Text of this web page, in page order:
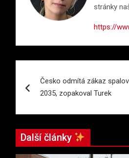
stránky
https://
pro
příspěvek
Česko odmítá zákaz
2035, zopakoval Turek
Další články